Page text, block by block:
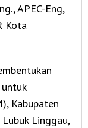
APEC-Eng,
Kota
Kabupaten
Linggau,